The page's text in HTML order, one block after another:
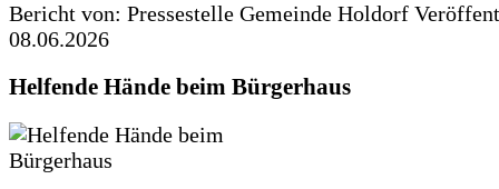
Bericht von: Pressestelle Gemeinde Holdorf
08.06.2026
Helfende Hände beim Bürgerhaus